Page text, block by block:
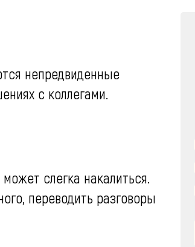
непредвиденные
с коллегами.
слегка накалиться.
переводить разговоры